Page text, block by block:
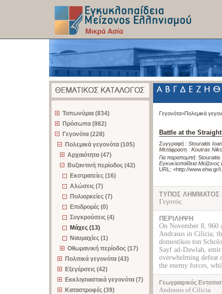
Τοπωνύμια (834)
Πρόσωπα (982)
Γεγονότα (228)
Πολεμικά γεγονότα (105)
Αρχαιότητα (47)
Βυζαντινή περίοδος (42)
Εκστρατείες (16)
Αλώσεις (7)
Πολιορκείες (7)
Επιδρομές (0)
Συγκρούσεις (4)
Μάχες (13)
Ναυμαχίες (1)
Οθωμανική περίοδος (17)
Πολιτικά γεγονότα (43)
Εξεγέρσεις (42)
Εκκλησιαστικά γεγονότα (7)
Καταστροφές (39)
Γεγονότα>Πολεμικά
Battle at the
Συγγραφή : Stouraitis
Μετάφραση : Koutras
Για παραπομπή: Stouraitis
Εγκυκλοπαίδεια
URL: <http://www.ehw.gr/
ΤΥΠΟΣ ΛΗΜΜΑΤΟΣ
Γεγονός
ΠΕΡΙΛΗΨΗ
On November 8, 960
Andrasus in Cilicia;
domestikos ton
Sayf ad-Dawlah,
overwhelming defeat
the enemy forces,
Γεωγραφικός
Andrasus of Cilicia